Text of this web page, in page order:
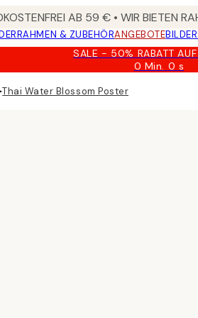
AB 59 € • WIR BIETEN
RAHMEN & ZUBEHÖRANGEBOTE
SALE - 50% RABATT AUF
0 Min. 0 s
Gültig
Thai Water Blossom Poster